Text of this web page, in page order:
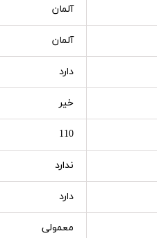
آلمان
آلمان
دارد
خیر
110
ندارد
دارد
معمولی